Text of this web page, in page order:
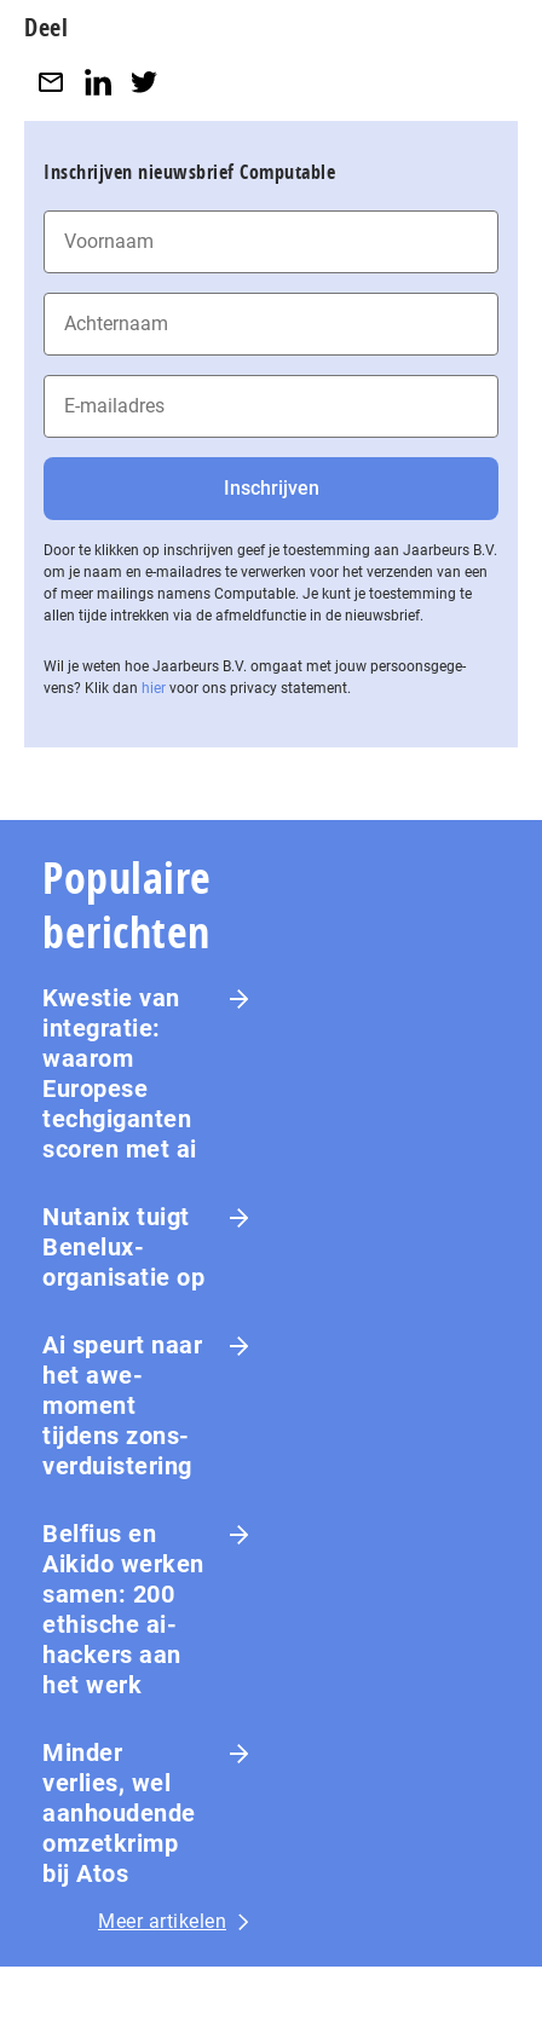
Deel
Inschrijven nieuwsbrief Computable
Door te klikken op inschrijven geef je toestemming aan Jaarbeurs B.V.
om je naam en e-mailadres te verwerken voor het verzenden van een
of meer mailings namens Computable. Je kunt je toestemming te
allen tijde intrekken via de af­meld­func­tie in de nieuwsbrief.
Wil je weten hoe Jaarbeurs B.V. omgaat met jouw per­soons­ge­ge­
vens? Klik dan hier voor ons privacy statement.
Populaire
berichten
Kwestie van
integratie:
waarom
Europese
techgiganten
scoren met ai
Nutanix tuigt
Benelux-
organisatie op
Ai speurt naar
het awe-
moment
tijdens zons­
ver­duis­te­ring
Belfius en
Aikido werken
samen: 200
ethische ai-
hackers aan
het werk
Minder
verlies, wel
aanhoudende
omzetkrimp
bij Atos
Meer artikelen